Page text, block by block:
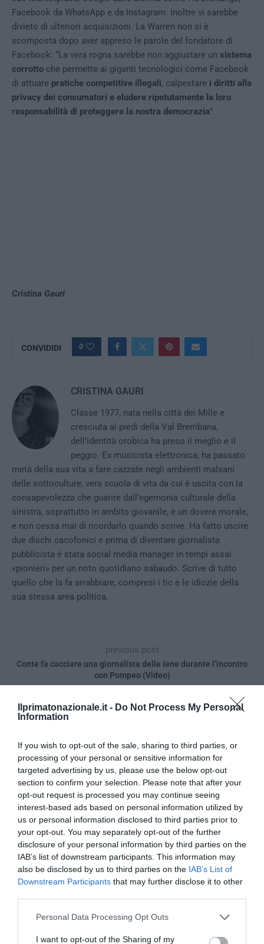
Ilprimatonazionale.it - Do Not Process My Personal
Information
If you wish to opt-out of the sale, sharing to third parties, or
processing of your personal or sensitive information for
targeted advertising by us, please use the below opt-out
section to confirm your selection. Please note that after your
opt-out request is processed you may continue seeing
interest-based ads based on personal information utilized by
us or personal information disclosed to third parties prior to
your opt-out. You may separately opt-out of the further
disclosure of your personal information by third parties on the
IAB’s list of downstream participants. This information may
also be disclosed by us to third parties on the IAB’s List of
Downstream Participants that may further disclose it to other
Please note that this website/app uses one or more Google
not limited to your visit or usage behaviour. You may click to
Personal Data Processing Opt Outs
I want to opt-out of the Sharing of my
Facebook da WhatsApp e da Instagram. Inoltre vi sarebbe
divieto di ulteriori acquisizioni. La Warren non si è
scomposta dopo aver appreso le parole del fondatore di
Facebook: “La vera rogna sarebbe non aggiustare un sistema
corrotto che permette ai giganti tecnologici come Facebook
di attuare pratiche competitive illegali, calpestare i diritti alla
privacy dei consumatori e eludere ripetutamente la loro
responsabilità di proteggere la nostra democrazia”.
Cristina Gauri
CONVIDIDI 0
CRISTINA GAURI
Classe 1977, nata nella città dei Mille e
cresciuta ai piedi della Val Brembana,
dell’identità orobica ha preso il meglio e il
peggio. Ex musicista elettronica, ha passato
metà della sua vita a fare cazzate negli ambienti malsani
delle sottoculture, vera scuola di vita da cui è uscita con la
consapevolezza che guarire dall’egemonia culturale della
sinistra, soprattutto in ambito giovanile, è un dovere morale,
e non cessa mai di ricordarlo quando scrive. Ha fatto uscire
due dischi cacofonici e prima di diventare giornalista
pubblicista è stata social media manager in tempi assai
«pionieri» per un noto quotidiano sabaudo. Scrive di tutto
quello che la fa arrabbiare, compresi i tic e le idiozie della
sua stessa area politica.
previous post
Conte fa cacciare una giornalista delle Iene durante l’incontro
con Pompeo (Video)
Sempre più stranieri nella scuola italiana: sono più del 10% del
YOU MAY ALSO LIKE